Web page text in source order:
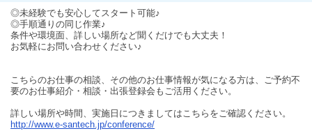
◎未経験でも安心してスタート可能♪
◎手順通りの同じ作業♪
条件や環境面、詳しい場所など聞くだけでも大丈夫！
お気軽にお問い合わせください♪
こちらのお仕事の相談、その他のお仕事情報が気になる方は、ご予約不
要のお仕事紹介・相談・出張登録会もご活用ください。
詳しい場所や時間、実施日につきましてはこちらをご確認ください。
http://www.e-santech.jp/conference/